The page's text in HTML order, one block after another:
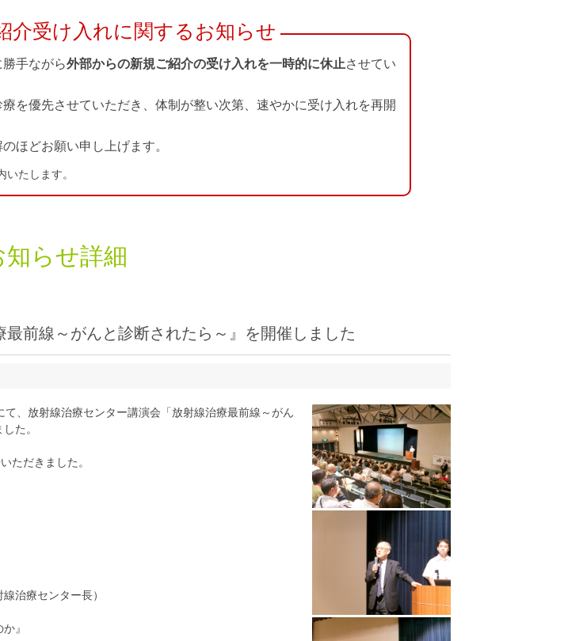
介受け入れに関するお知らせ
手ながら外部からの新規ご紹介の受け入れを一時的に休止させてい
を優先させていただき、体制が整い次第、速やかに受け入れを再開
ほどお願い申し上げます。
たします。
知らせ詳細
前線～がんと診断されたら～』を開催しました
、放射線治療センター講演会「放射線治療最前線～がん
た。
ただきました。
治療センター長）
』